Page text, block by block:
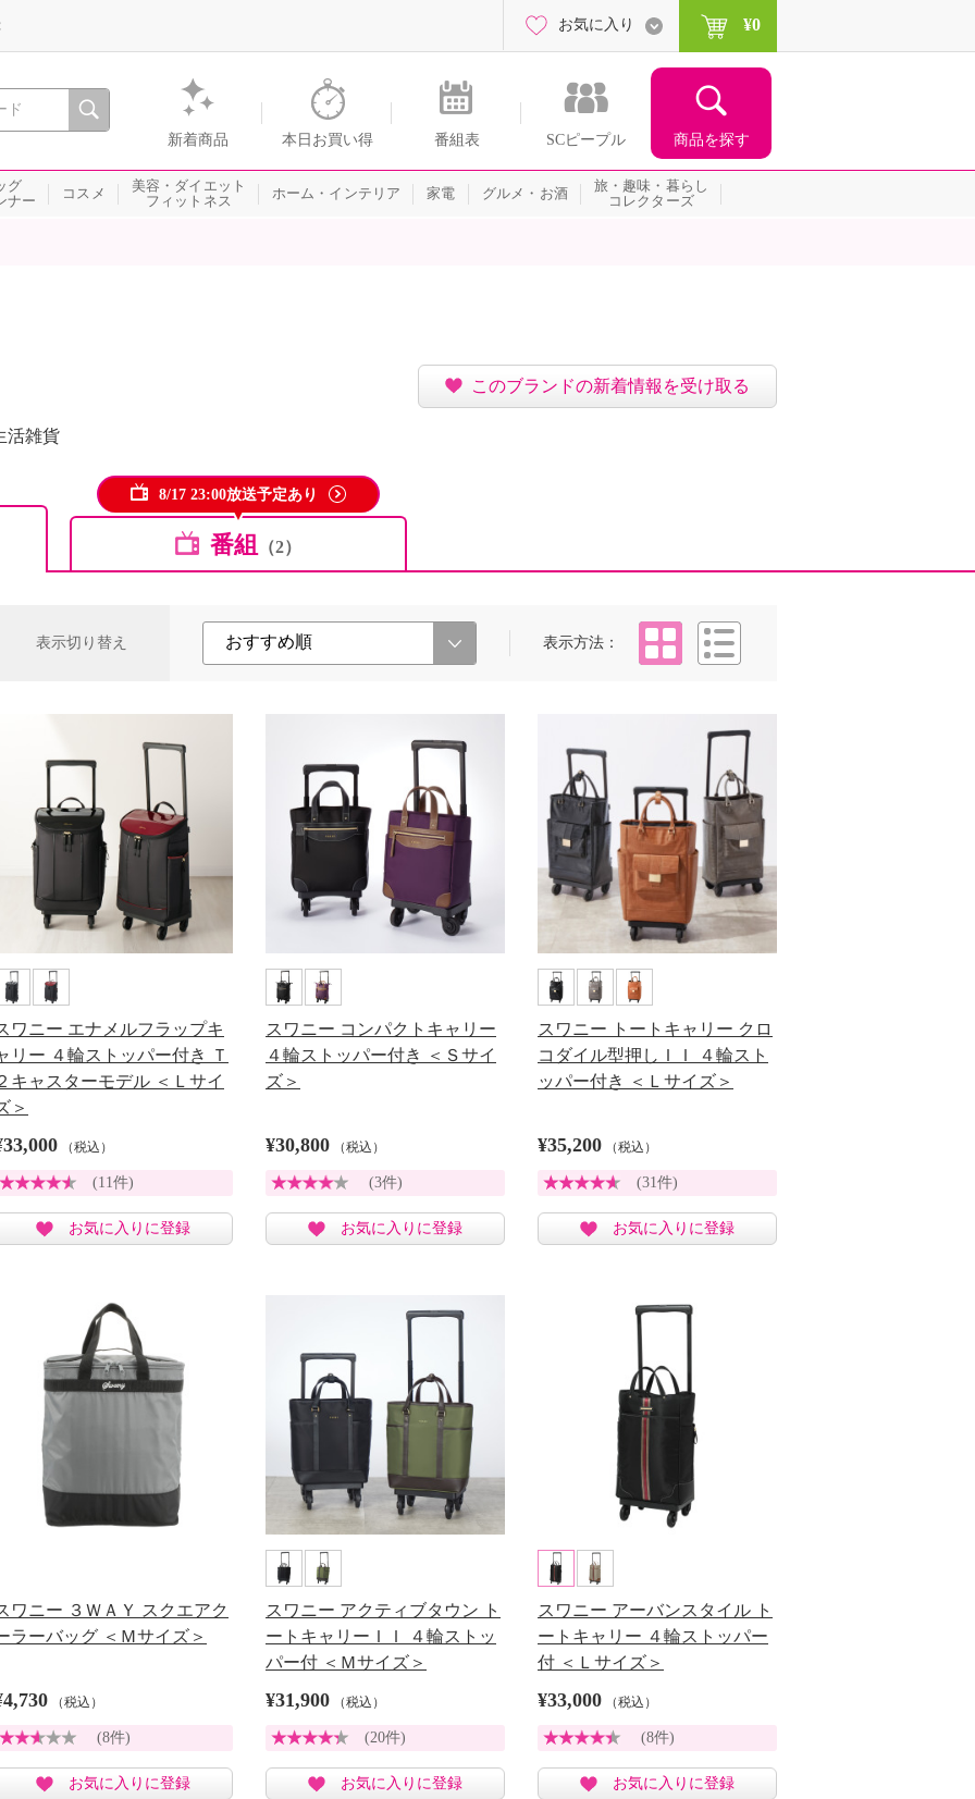
間を。通販・テレビショッピングのショップチャンネル
新着商品 本日お買い得 番組表 SCピープル 商品を探す
お気に入り ¥0
グ
ナー
コスメ
美容・ダイエット
フィットネス
ホーム・インテリア 家電 グルメ・お酒
旅・趣味・暮らし
コレクターズ
このブランドの新着情報を受け取る
活雑貨
番組 （2）
8/17 23:00放送予定あり
表示切り替え 表示方法
タイル
ワニー エナメルフラップキ
リー ４輪ストッパー付き Ｔ
キャスターモデル ＜Ｌサイ
＞
（税込）
(11件)
お気に入りに登録
スワニー コンパクトキャリー
４輪ストッパー付き ＜Ｓサイ
ズ＞
¥30,800 （税込）
(3件)
お気に入りに登録
スワニー トートキャリー クロ
コダイル型押しＩＩ ４輪スト
ッパー付き ＜Ｌサイズ＞
¥35,200 （税込）
(31件)
お気に入りに登録
ワニー ３ＷＡＹ スクエアク
ラーバッグ ＜Ｍサイズ＞
（税込）
(8件)
お気に入りに登録
スワニー アクティブタウン ト
ートキャリーＩＩ ４輪ストッ
パー付 ＜Ｍサイズ＞
¥31,900 （税込）
(20件)
お気に入りに登録
スワニー アーバンスタイル ト
ートキャリー ４輪ストッパー
付 ＜Ｌサイズ＞
¥33,000 （税込）
(8件)
お気に入りに登録